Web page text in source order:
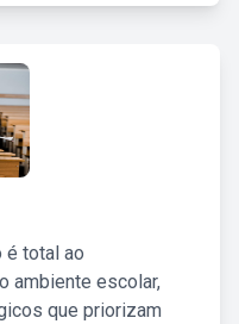
é total ao
ambiente escolar,
que priorizam